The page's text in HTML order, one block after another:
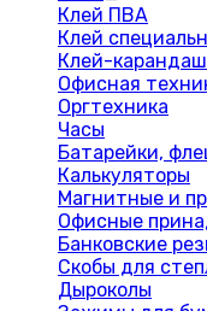
Клей ПВА
Клей
Клей-карандаш
Офисная
Оргтехника
Часы
Батарейки,
Калькуляторы
Магнитные и
Офисные
Банковские
Скобы для
Дыроколы